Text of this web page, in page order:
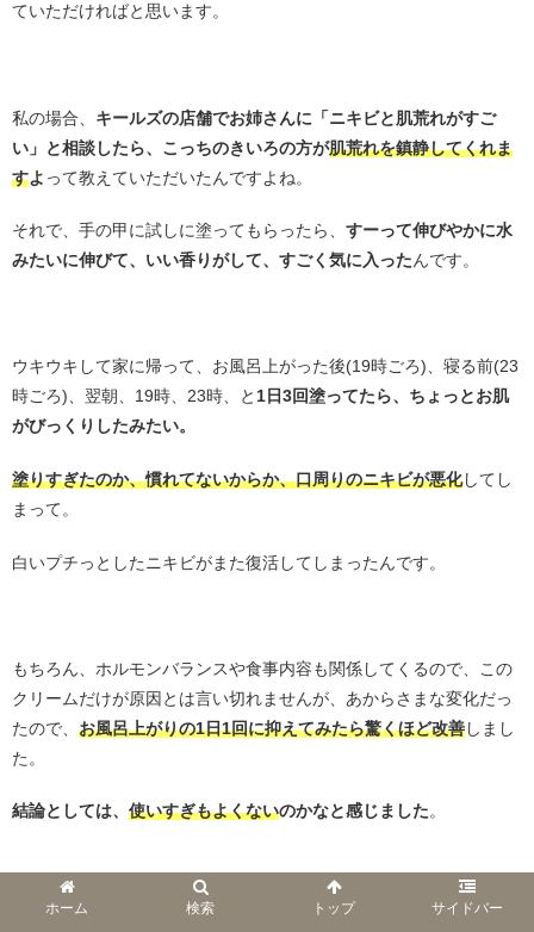
ていただければと思います。
私の場合、 キールズの店舗でお姉さんに「ニキビと肌荒れがすご
い」と相談したら、こっちのきいろの方が肌荒れを鎮静してくれま
すよ って教えていただいたんですよね。
それで、手の甲に試しに塗ってもらったら、 すーって伸びやかに水
みたいに伸びて、いい香りがして、すごく気に入ったんです。
ウキウキして家に帰って、お風呂上がった後(19時ごろ)、寝る前(23
時ごろ)、翌朝、19時、23時、と1日3回塗ってたら、ちょっとお肌
がびっくりしたみたい。
塗りすぎたのか、慣れてないからか、口周りのニキビが悪化してし
まって。
白いプチっとしたニキビがまた復活してしまったんです。
もちろん、ホルモンバランスや食事内容も関係してくるので、この
クリームだけが原因とは言い切れませんが、あからさまな変化だっ
たので、 お風呂上がりの1日1回に抑えてみたら驚くほど改善しまし
た。
結論としては、 使いすぎもよくないのかなと感じました。
朝はUFCで化粧ノリを整えて、夜はきいろで水のように潤いを与え
ホーム 検索 トップ サイドバー